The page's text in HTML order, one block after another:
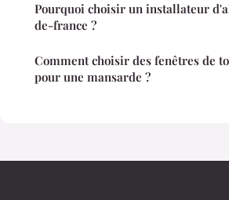
Pourquoi choisir un installateur
de-france ?
Comment choisir des fenêtres de
pour une mansarde ?